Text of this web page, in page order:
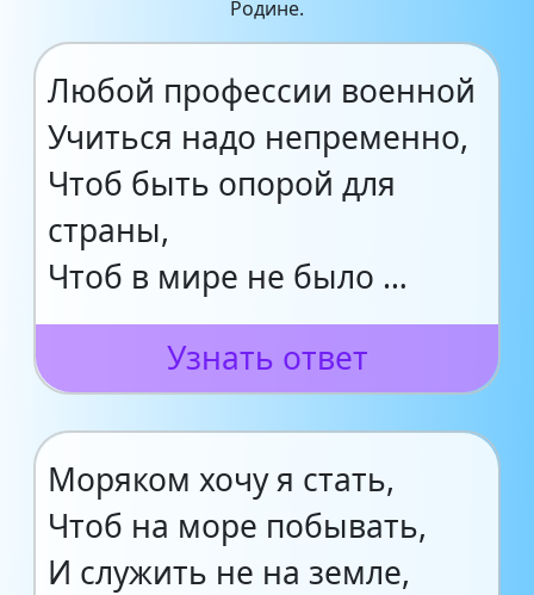
Родине.
Любой профессии военной
Учиться надо непременно,
Чтоб быть опорой для
страны,
Чтоб в мире не было …
Узнать ответ
Моряком хочу я стать,
Чтоб на море побывать,
И служить не на земле,